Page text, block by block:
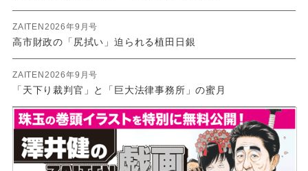
ZAITEN2026年9月号
高市財政の「尻拭い」迫られる植田日銀
ZAITEN2026年9月号
「天下り裁判官」と「巨大法律事務所」の蜜月